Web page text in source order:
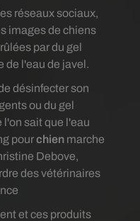
réseaux sociaux,
images de chiens
par du gel
de l'eau de javel.
désinfecter son
ou du gel
l'on sait que l'eau
pourchien marche
Debove,
des vétérinaires
et ces produits